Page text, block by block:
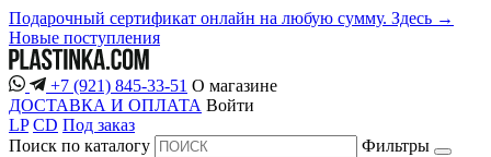
Подарочный сертификат онлайн на любую сумму. Здесь →
Новые поступления
+7 (921) 845-33-51 О магазине
ДОСТАВКА И ОПЛАТА Войти
LP CD Под заказ
Поиск по каталогу
Фильтры